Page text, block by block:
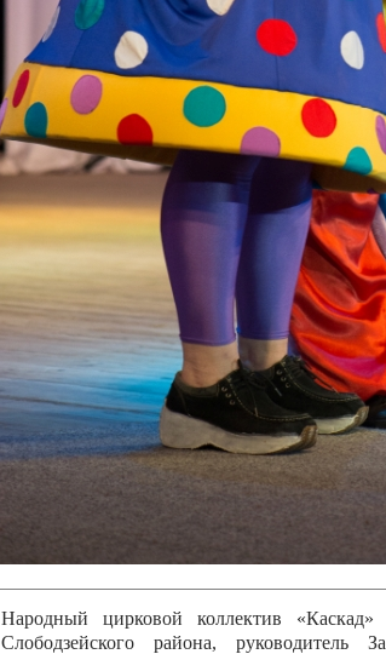
Образцовый эстрадно-цирковой
Протягайловка, г. Бендеры , руководитель
Народный цирковой клоунский
досуговый центр «Шелковик» г.Бендеры,
культуры Приднестровской Молдавской
Олег Степанович Райлян;
Народный цирковой коллектив
Григориопольского района,
Приднестровской Молдавской Республики
Народный цирковой коллектив
Слободзейского района,
Приднестровской Молдавской
Казавчинская;
Образцовый эстрадно-цирковой коллектив
творчества с. Чобручи, Слободзейского
Владимирович;
Образцовый цирковой коллектив
Тирасполь, руководитель Отличный
Молдавской Республики Николай Юрьевич
Народный цирковой коллектив
Слободзейского района, руководитель